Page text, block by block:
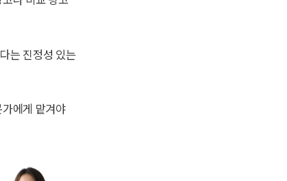
는 진정성 있는
에게 맡겨야